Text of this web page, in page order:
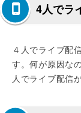
4人でラ
４人でライブ配
す。何が原因な
人でライブ配信